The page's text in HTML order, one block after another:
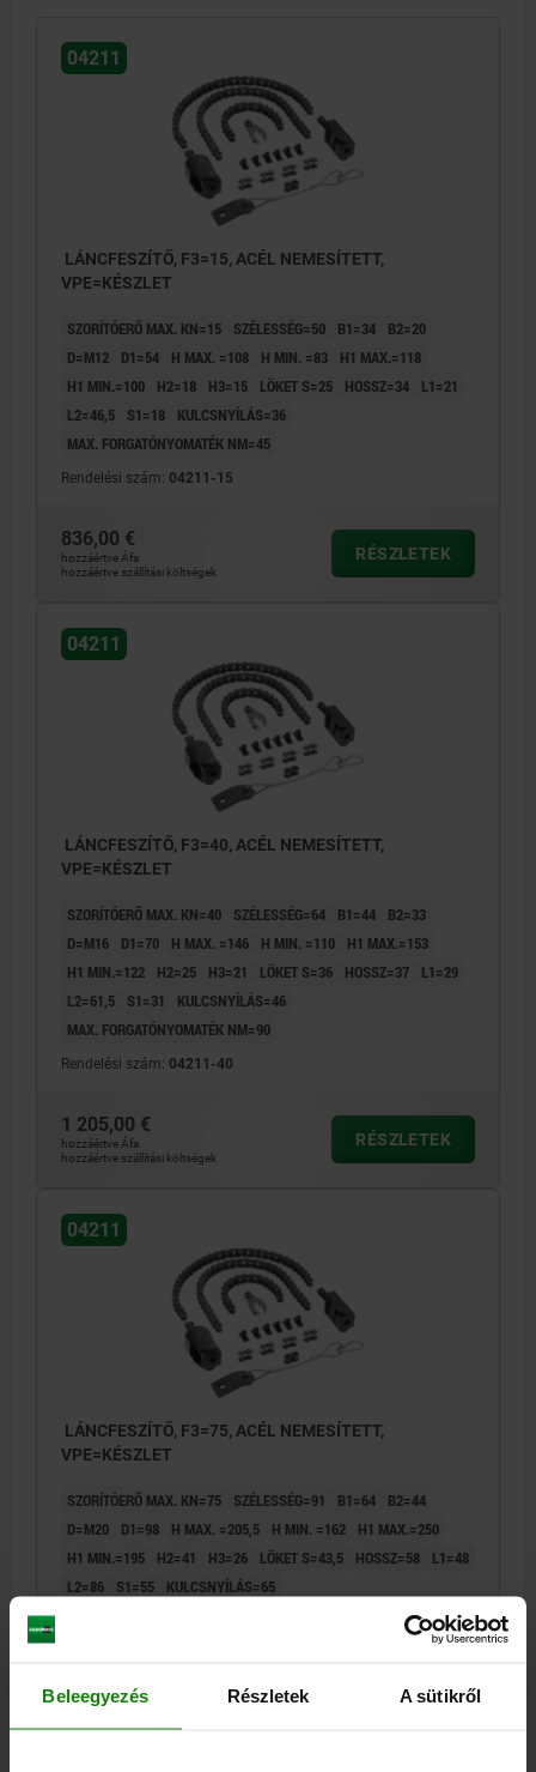
Beleegyezés Részletek A sütikről
04211
LÁNCFESZÍTŐ, F3=15, ACÉL NEMESÍTETT,
VPE=KÉSZLET
SZORÍTÓERŐ MAX. KN=15 SZÉLESSÉG=50 B1=34
B2=20
D=M12
D1=54 H MAX. =108 H MIN. =83
H1 MAX.=118
H1 MIN.=100
H2=18 H3=15 LÖKET S=25 HOSSZ=34
L1=21
L2=46,5
S1=18
KULCSNYÍLÁS=36
MAX. FORGATÓNYOMATÉK NM=45
Rendelési szám: 04211-15
836,00 €
hozzáértve Áfa
hozzáértve szállítási költségek
RÉSZLETEK
04211
LÁNCFESZÍTŐ, F3=40, ACÉL NEMESÍTETT,
VPE=KÉSZLET
SZORÍTÓERŐ MAX. KN=40 SZÉLESSÉG=64 B1=44
B2=33
D=M16
D1=70 H MAX. =146 H MIN. =110
H1 MAX.=153
H1 MIN.=122
H2=25 H3=21 LÖKET S=36 HOSSZ=37
L1=29
L2=61,5
S1=31
KULCSNYÍLÁS=46
MAX. FORGATÓNYOMATÉK NM=90
Rendelési szám: 04211-40
1 205,00 €
hozzáértve Áfa
hozzáértve szállítási költségek
RÉSZLETEK
04211
LÁNCFESZÍTŐ, F3=75, ACÉL NEMESÍTETT,
VPE=KÉSZLET
SZORÍTÓERŐ MAX. KN=75 SZÉLESSÉG=91 B1=64
B2=44
D=M20
D1=98 H MAX. =205,5 H MIN. =162
H1 MAX.=250
H1 MIN.=195
H2=41 H3=26 LÖKET S=43,5 HOSSZ=58
L1=48
L2=86
S1=55
KULCSNYÍLÁS=65
2 492,00 €
hozzáértve Áfa